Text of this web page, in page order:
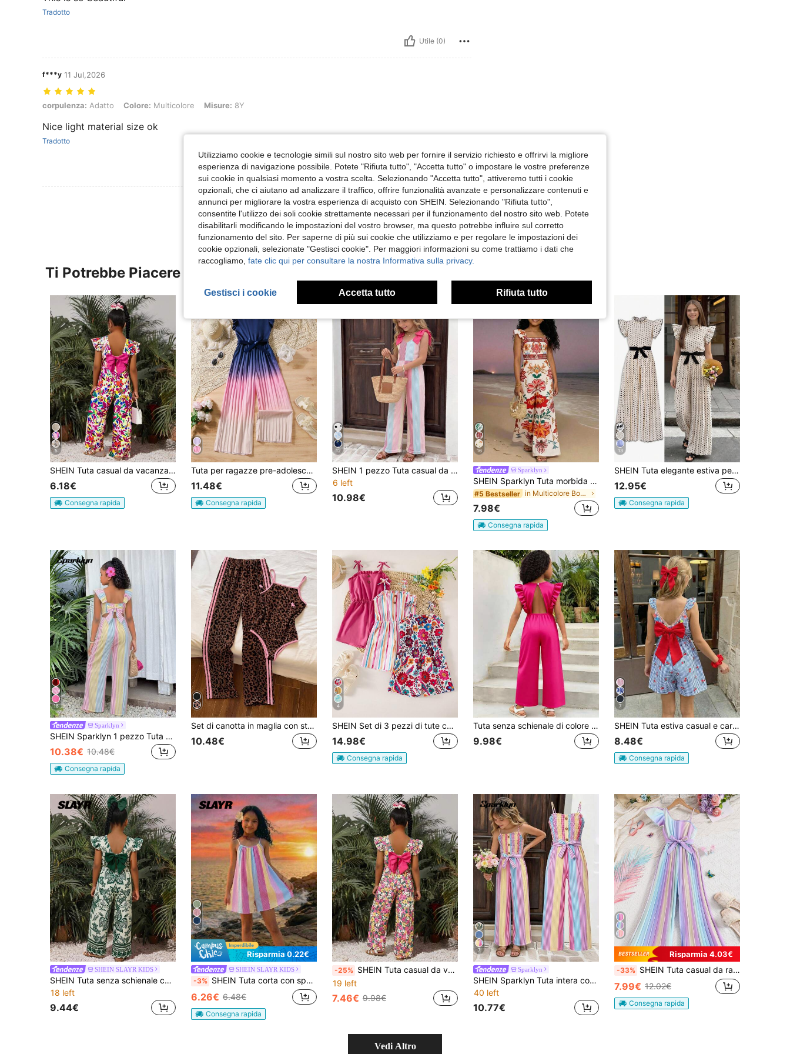
Tradotto
Utile (0)
f***y 11 Jul,2026
corpulenza: Adatto, Colore: Multicolore, Misure: 8Y
corpulenza: Adatto Colore: Multicolore Misure: 8Y
Nice light material size ok
Tradotto
Utile (0)
Visualizza Altre Recensioni
Ti Potrebbe Piacere
5
SHEIN Tuta casual da vacanza per ragazze pre-adolescenti con schiena traforata, colore a contrasto, grande fiocco, maniche a cappuccio, stampa floreale minuta e vita stretta
6.18€
Consegna rapida
Tuta per ragazze pre-adolescenti, collo rotondo, maniche floreali, pantaloni a gamba larga plissettati con effetto sfumato, cerniera posteriore, rosa e blu, abbigliamento estivo carino per vacanze e festività, moda per ragazze pre-adolescenti
11.48€
Consegna rapida
12
SHEIN 1 pezzo Tuta casual da ragazza per vacanze, con stampa digitale floreale intrecciata, senza maniche, con fiocco rimovibile, gamba dritta e ampia, adatta per uso quotidiano, primavera/estate
6 left
10.98€
16
Sparklyn
SHEIN Sparklyn Tuta morbida color beige con vivaci motivi floreali rosso-arancio e foglie verdi, che ricorda un vivace giardino primaverile. Lo scollo quadrato valorizza le spalle e il collo, mentre le maniche ampie aggiungono un tocco dinamico. La vita stretta crea una silhouette slanciata e il design a gamba larga si drappeggia elegantemente. Adatta per vacanze al mare, feste da tè in giardino o passeggiate nei mercati degli artigiani, questo capo rilassato ma accattivante trasmette un'atmosfera da vacanza.
#5 Bestseller in Multicolore Body e tute per ragazze adolescenti
7.98€
Consegna rapida
13
SHEIN Tuta elegante estiva per ragazze pre-adolescenti con pois bianchi e neri, pieghettata, colletto arricciato, cintura in vita rimovibile, maniche a volant, per feste, vacanze, shopping e casual
12.95€
Consegna rapida
18
Sparklyn
SHEIN Sparklyn 1 pezzo Tuta da ragazza, design con schiena aperta, fiocco decorativo, maniche a volant con spalline sottili, adatta per uso casual in primavera/estate
10.38€ 10.48€
Consegna rapida
Set di canotta in maglia con stampa leopardata e pantaloni a gamba larga, design retrò cool alla moda, casual e versatile, vestibilità aderente, per ragazze pre-adolescenti
10.48€
4
SHEIN Set di 3 pezzi di tute casual alla moda per ragazze pre-adolescenti, con stampe floreali, a righe e tinta unita, in tessuto morbido e comodo, adatto per famiglie con più figli, vacanze al mare, attività all'aperto, scuola
14.98€
Consegna rapida
Tuta senza schienale di colore unito per ragazze pre-adolescenti, abbigliamento casual da vacanza
9.98€
7
SHEIN Tuta estiva casual e carina per ragazze pre-adolescenti, con maniche a volant e fiocco, tuta intera a quadri blu e bianchi con motivo a ciliegie
8.48€
Consegna rapida
SHEIN SLAYR KIDS
SHEIN Tuta senza schienale con stampa tropicale e fiocco per ragazze pre-adolescenti
18 left
9.44€
15
Risparmia 0.22€
SHEIN SLAYR KIDS
-3% SHEIN Tuta corta con spalline sottili a righe verticali rosa e bianche per ragazze pre-adolescenti, design con spalline sottili, dettaglio arricciato sul petto, stile dolce e fresco, outfit casual estivo da vacanza per ragazze pre-adolescenti, design di nicchia comodo per uso quotidiano con pantaloncini a righe
6.26€ 6.48€
Consegna rapida
-25% SHEIN Tuta casual da vacanza per ragazze pre-adolescenti con schiena traforata, fiocco a contrasto, maniche a volant, stampa floreale minuta e vita stretta
19 left
7.46€ 9.98€
7
Sparklyn
SHEIN Sparklyn Tuta intera con stampa floreale vintage per ragazze pre-adolescenti, progettata per snellire e allungare la figura, con top senza spalline, bordo con volant e vita stretta, abbinata a pantaloni a gamba larga per un look vintage ed elegante. Adatta per uscite casual, appuntamenti e piccoli raduni.
40 left
10.77€
Risparmia 4.03€
-33% SHEIN Tuta casual da ragazza con stampa floreale sfumata, spalline a spaghetti, con cintura regolabile e fiocco, adatta per vacanze primavera/estate
7.99€ 12.02€
Consegna rapida
Vedi Altro
Utilizziamo cookie e tecnologie simili sul nostro sito web per fornire il servizio richiesto e offrirvi la migliore
esperienza di navigazione possibile. Potete "Rifiuta tutto", "Accetta tutto" o impostare le vostre preferenze
sui cookie in qualsiasi momento a vostra scelta. Selezionando "Accetta tutto", attiveremo tutti i cookie
opzionali, che ci aiutano ad analizzare il traffico, offrire funzionalità avanzate e personalizzare contenuti e
annunci per migliorare la vostra esperienza di acquisto con SHEIN. Selezionando "Rifiuta tutto",
consentite l'utilizzo dei soli cookie strettamente necessari per il funzionamento del nostro sito web. Potete
disabilitarli modificando le impostazioni del vostro browser, ma questo potrebbe influire sul corretto
funzionamento del sito. Per saperne di più sui cookie che utilizziamo e per regolare le impostazioni dei
cookie opzionali, selezionate "Gestisci cookie". Per maggiori informazioni su come trattiamo i dati che
raccogliamo, fate clic qui per consultare la nostra Informativa sulla privacy.
Gestisci i cookie Accetta tutto Rifiuta tutto